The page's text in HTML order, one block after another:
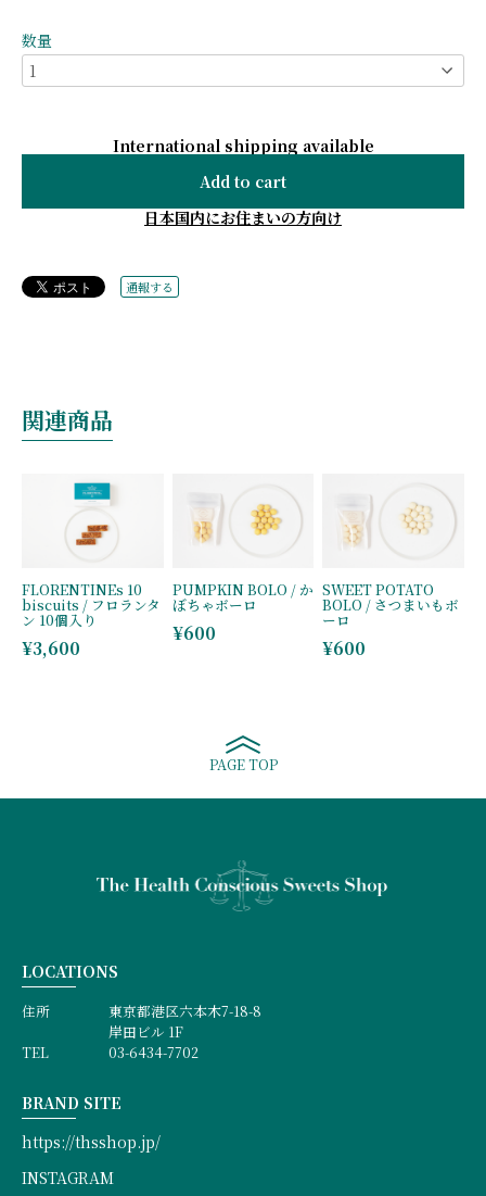
数量
International shipping available
Add to cart
日本国内にお住まいの方向け
通報する
関連商品
FLORENTINEs 10
biscuits / フロランタ
ン 10個入り
¥3,600
PUMPKIN BOLO / か
ぼちゃボーロ
¥600
SWEET POTATO
BOLO / さつまいもボ
ーロ
¥600
PAGE TOP
LOCATIONS
住所
東京都港区六本木7-18-8
岸田ビル 1F
TEL
03-6434-7702
BRAND SITE
https://thsshop.jp/
INSTAGRAM